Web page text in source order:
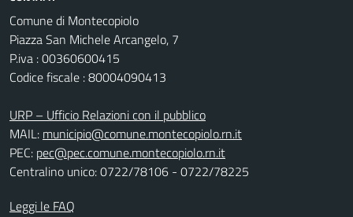
Comune di Montecopiolo
Piazza San Michele Arcangelo, 7
P.iva : 00360600415
Codice fiscale : 80004090413
URP – Ufficio Relazioni con il pubblico
MAIL: municipio@comune.montecopiolo.rn.it
PEC: pec@pec.comune.montecopiolo.rn.it
Centralino unico: 0722/78106 - 0722/78225
Leggi le FAQ